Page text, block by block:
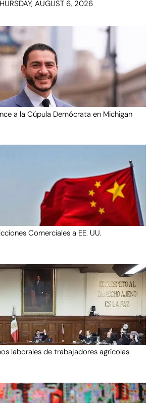
AUGUST 6, 2026
a la Cúpula Demócrata en Michigan
Comerciales a EE. UU.
laborales de trabajadores agrícolas